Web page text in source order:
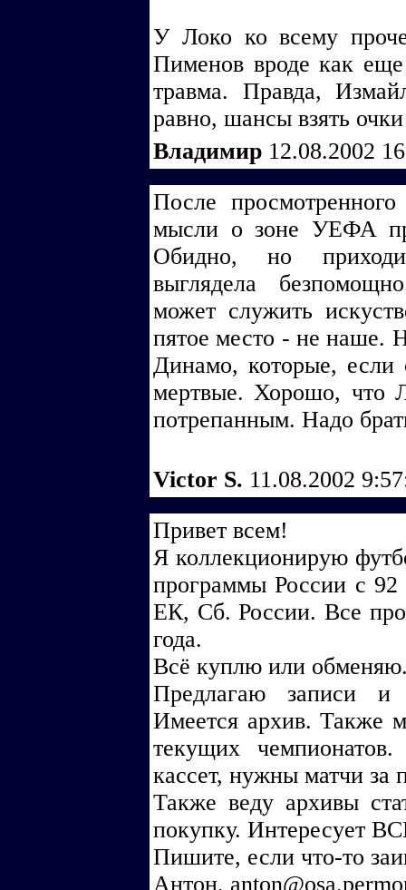
У Локо ко всему
Пименов вроде как
травма. Правда,
равно, шансы взять
Владимир 12.08.2002
После
мысли о зоне УЕФА
Обидно, но
выглядела
может служить
пятое место - не наше.
Динамо, которые, если
мертвые. Хорошо, что
потрепанным. Надо
Victor S. 11.08.2002
Привет всем!
Я коллекционирую
программы России с 92
ЕК, Сб. России. Все
года.
Всё куплю или
Предлагаю записи и
Имеется архив. Также
текущих
кассет, нужны матчи за
Также веду архивы
покупку. Интересует
Пишите, если что-то
Антон.